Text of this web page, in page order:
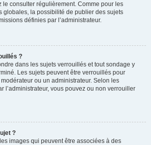
le consulter régulièrement. Comme pour les
globales, la possibilité de publier des sujets
définies par l’administrateur.
?
dans les sujets verrouillés et tout sondage y
Les sujets peuvent être verrouillés pour
ou un administrateur. Selon les
l’administrateur, vous pouvez ou non verrouiller
?
images qui peuvent être associées à des